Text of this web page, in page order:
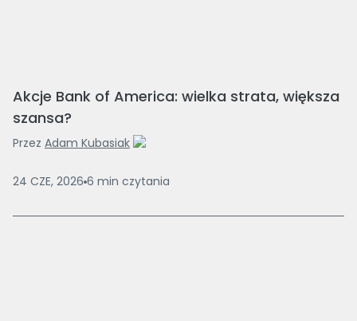
Akcje Bank of America: wielka strata, większa
szansa?
Przez Adam Kubasiak
24 CZE, 2026 6 min czytania